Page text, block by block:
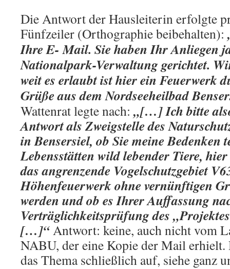
Die Antwort der Hausleiterin erfolgte
Fünfzeiler (Orthographie beibehalten):
Ihre E- Mail. Sie haben Ihr Anliegen
Nationalpark-Verwaltung gerichtet.
weit es erlaubt ist hier ein Feuerwerk
Grüße aus dem Nordseeheilbad
Wattenrat legte nach:„[…] Ich bitte
Antwort als Zweigstelle des
in Bensersiel, ob Sie meine Bedenken
Lebensstätten wild lebender Tiere,
das angrenzende Vogelschutzgebiet
Höhenfeuerwerk ohne vernünftigen
werden und ob es Ihrer Auffassung
Verträglichkeitsprüfung des
[…]“Antwort: keine, auch nicht vom
NABU, der eine Kopie der Mail
das Thema schließlich auf, siehe ganz